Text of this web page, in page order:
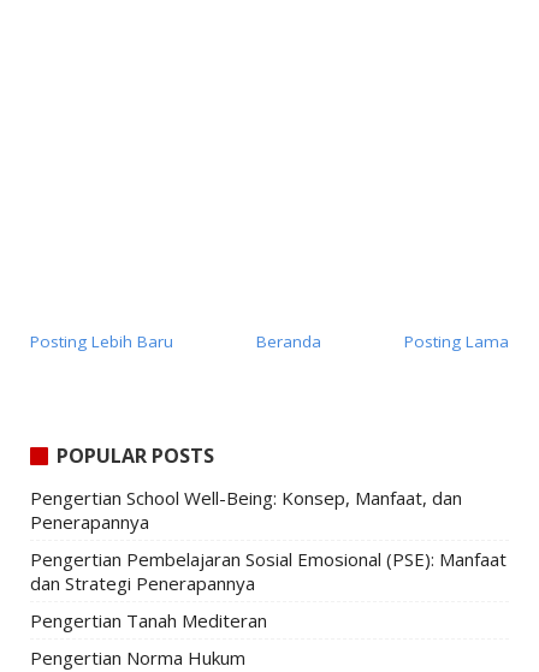
Posting Lebih Baru Posting Lama
Beranda
POPULAR POSTS
Pengertian School Well-Being: Konsep, Manfaat, dan
Penerapannya
Pengertian Pembelajaran Sosial Emosional (PSE): Manfaat
dan Strategi Penerapannya
Pengertian Tanah Mediteran
Pengertian Norma Hukum